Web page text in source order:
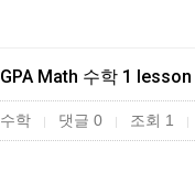
GPA Math 수학 1
수학 | 댓글 0 | 조회 1 |